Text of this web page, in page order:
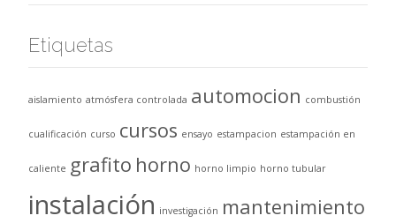
Etiquetas
aislamiento atmósfera controlada automocion combustión
cualificación curso cursos ensayo estampacion estampación en
caliente grafito horno horno limpio horno tubular
instalación investigación mantenimiento